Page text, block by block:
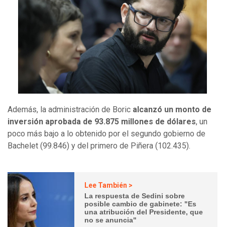
Además, la administración de Boric alcanzó un monto de
inversión aprobada de 93.875 millones de dólares, un
poco más bajo a lo obtenido por el segundo gobierno de
Bachelet (99.846) y del primero de Piñera (102.435).
Lee También >
La respuesta de Sedini sobre
posible cambio de gabinete: "Es
una atribución del Presidente, que
no se anuncia"